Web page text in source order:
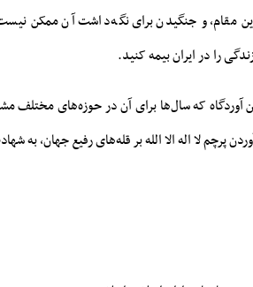
مقام، و جنگیدن برای نگه‌داشت آن ممکن
را در ایران بیمه کنید.
که سال‌ها برای آن در حوزه‌های مختلف
پرچم لا اله الا الله بر قله‌های رفیع جهان، به